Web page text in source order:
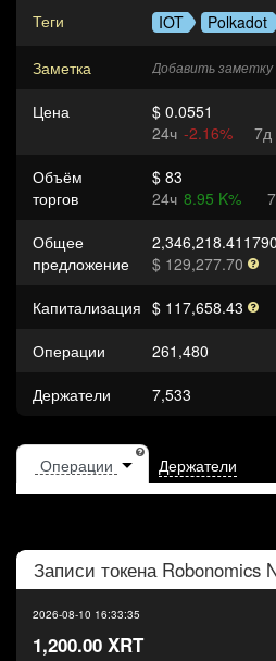
Теги
IOT Polkadot
Заметка Добавить заметку
Цена
$ 0.0551
24ч -2.16% 7д
Объём
торгов
$ 83
24ч 8.95 K%
Общее
предложение
$ 129,277.70
Капитализация $ 117,658.43
Операции
261,480
Держатели
7,533
Держатели
Записи токена Robonomics
2026-08-10 16:33:35
1,200.00 XRT